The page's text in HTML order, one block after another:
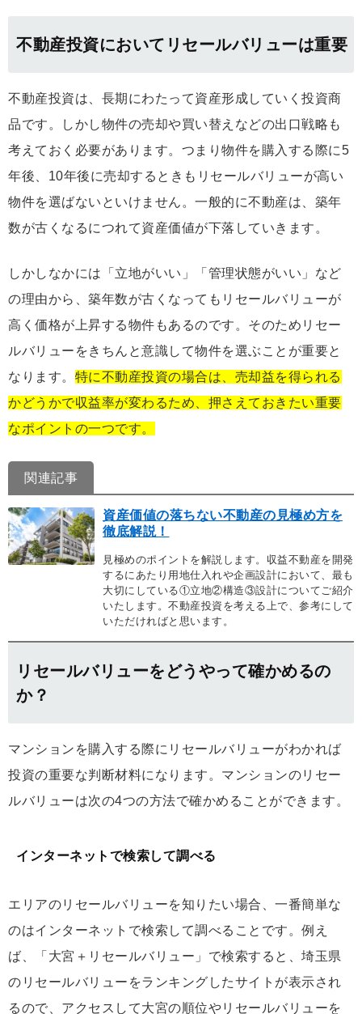
不動産投資においてリセールバリューは重要
不動産投資は、長期にわたって資産形成していく投資商
品です。しかし物件の売却や買い替えなどの出口戦略も
考えておく必要があります。つまり物件を購入する際に5
年後、10年後に売却するときもリセールバリューが高い
物件を選ばないといけません。一般的に不動産は、築年
数が古くなるにつれて資産価値が下落していきます。
しかしなかには「立地がいい」「管理状態がいい」など
の理由から、築年数が古くなってもリセールバリューが
高く価格が上昇する物件もあるのです。そのためリセー
ルバリューをきちんと意識して物件を選ぶことが重要と
なります。 特に不動産投資の場合は、売却益を得られる
かどうかで収益率が変わるため、押さえておきたい重要
なポイントの一つです。
関連記事
資産価値の落ちない不動産の見極め方を
徹底解説！
見極めのポイントを解説します。収益不動産を開発
するにあたり用地仕入れや企画設計において、最も
大切にしている①立地②構造③設計についてご紹介
いたします。不動産投資を考える上で、参考にして
いただければと思います。
リセールバリューをどうやって確かめるの
か？
マンションを購入する際にリセールバリューがわかれば
投資の重要な判断材料になります。マンションのリセー
ルバリューは次の4つの方法で確かめることができます。
インターネットで検索して調べる
エリアのリセールバリューを知りたい場合、一番簡単な
のはインターネットで検索して調べることです。例え
ば、「大宮＋リセールバリュー」で検索すると、埼玉県
のリセールバリューをランキングしたサイトが表示され
るので、アクセスして大宮の順位やリセールバリューを